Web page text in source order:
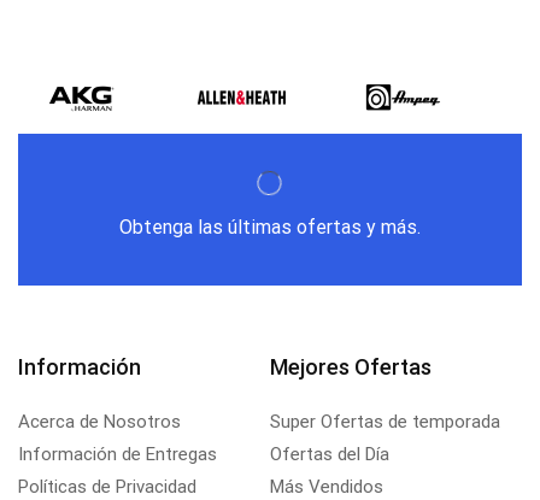
Obtenga las últimas ofertas y más.
Información
Acerca de Nosotros
Información de Entregas
Políticas de Privacidad
Mejores Ofertas
Super Ofertas de temporada
Ofertas del Día
Más Vendidos